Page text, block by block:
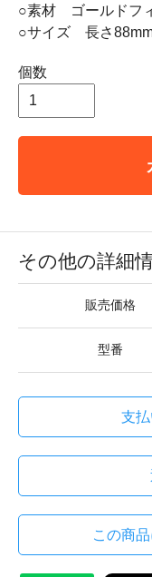
○素材 ゴールドフ
○サイズ 長さ
個数
その他の詳細
販売価格
型番
支
この商